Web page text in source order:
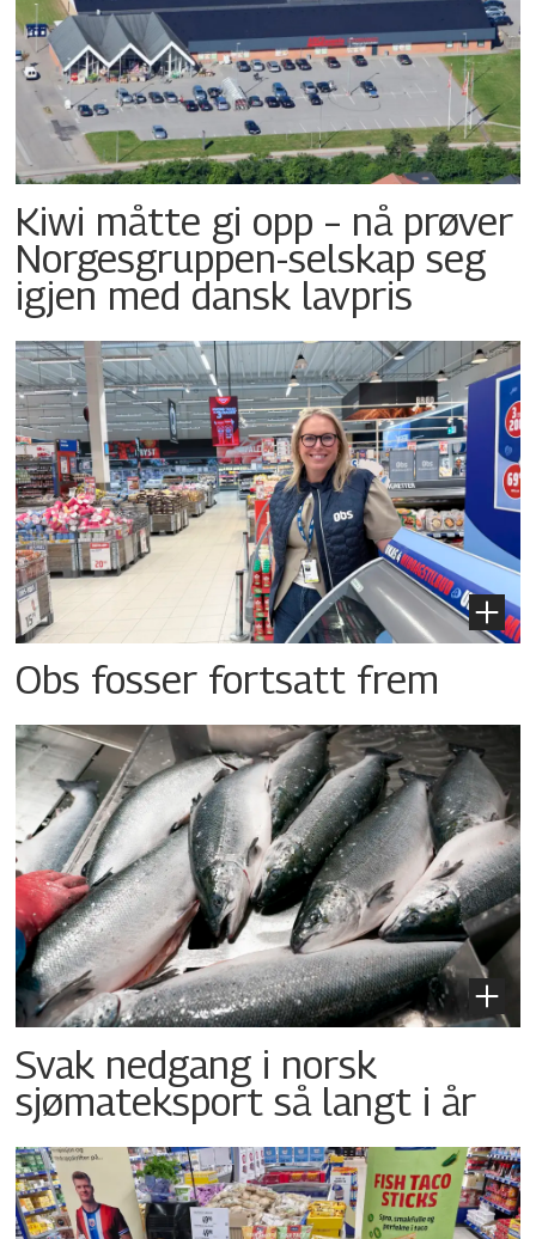
Kiwi måtte gi opp – nå prøver
Norgesgruppen-selskap seg
igjen med dansk lavpris
Obs fosser fortsatt frem
Svak nedgang i norsk
sjømateksport så langt i år